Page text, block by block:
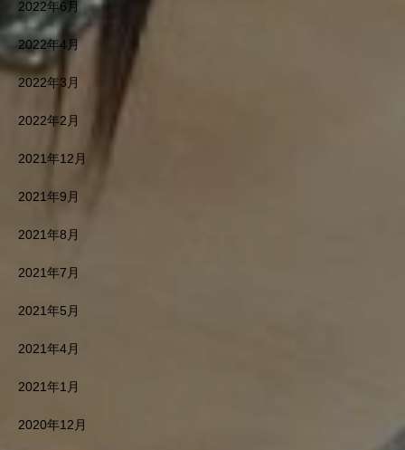
2022年6月
2022年4月
2022年3月
2022年2月
2021年12月
2021年9月
2021年8月
2021年7月
2021年5月
2021年4月
2021年1月
2020年12月